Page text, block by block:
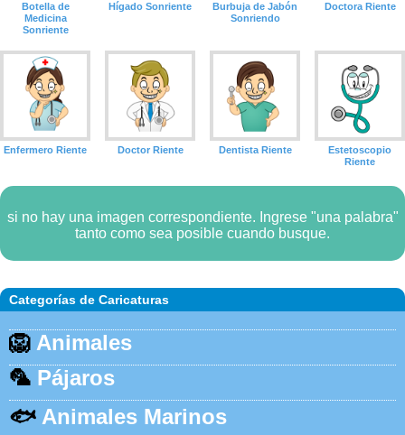
Categorías de Caricaturas
🦁 Animales
🦜 Pájaros
🐟 Animales Marinos
Botella de
Medicina
Sonriente
Hígado Sonriente
Burbuja de Jabón
Sonriendo
Doctora Riente
Enfermero Riente Doctor Riente Dentista Riente
Estetoscopio
Riente
si no hay una imagen correspondiente. Ingrese "una palabra"
tanto como sea posible cuando busque.